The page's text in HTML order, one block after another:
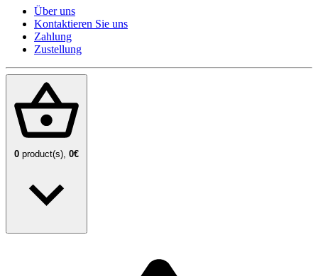
Über uns
Kontaktieren Sie uns
Zahlung
Zustellung
0 product(s), 0€